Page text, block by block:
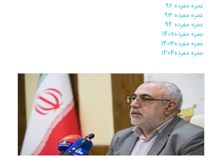
عمره مفرده 92
عمره مفرده 93
عمره مفرده 94
عمره مفرده1402
عمره مفرده1403
عمره مفرده1404